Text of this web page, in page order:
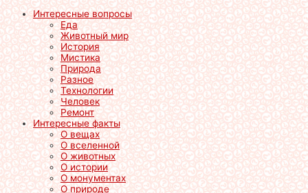
Интересные вопросы
Еда
Животный мир
История
Мистика
Природа
Разное
Технологии
Человек
Ремонт
Интересные факты
О вещах
О вселенной
О животных
О истории
О монументах
О природе